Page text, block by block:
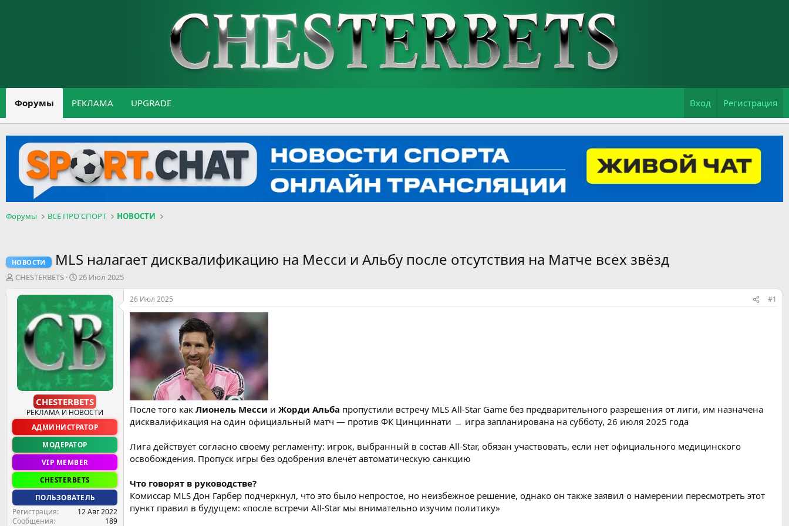
Форумы РЕКЛАМА UPGRADE Вход Регистрация
Форумы ВСЕ ПРО СПОРТ НОВОСТИ
НОВОСТИ MLS налагает дисквалификацию на Месси и Альбу после отсутствия на Матче всех звёзд
А
т
CHESTERBETS
Д
т
н
а
ч
а
а
26 Июл 2025
CHESTERBETS
РЕКЛАМА И НОВОСТИ
АДМИНИСТРАТОР
МОДЕРАТОР
VIP MEMBER
CHESTERBETS
ПОЛЬЗОВАТЕЛЬ
Регистрация
12 Авг 2022
Сообщения
189
26 Июл 2025 #1
После того как Лионель Месси и Жорди Альба пропустили встречу MLS All‑Star Game без предварительного разрешения от лиги, им назначена
дисквалификация на один официальный матч — против ФК Цинциннати ﹘ игра запланирована на субботу, 26 июля 2025 года
Лига действует согласно своему регламенту: игрок, выбранный в состав All‑Star, обязан участвовать, если нет официального медицинского
освобождения. Пропуск игры без одобрения влечёт автоматическую санкцию
Что говорят в руководстве?
Комиссар MLS Дон Гарбер подчеркнул, что это было непростое, но неизбежное решение, однако он также заявил о намерении пересмотреть этот
пункт правил в будущем: «после встречи All‑Star мы внимательно изучим политику»